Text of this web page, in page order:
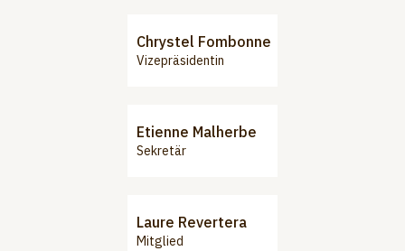
Chrystel Fombonne
Vizepräsidentin
Etienne Malherbe
Sekretär
Laure Revertera
Mitglied